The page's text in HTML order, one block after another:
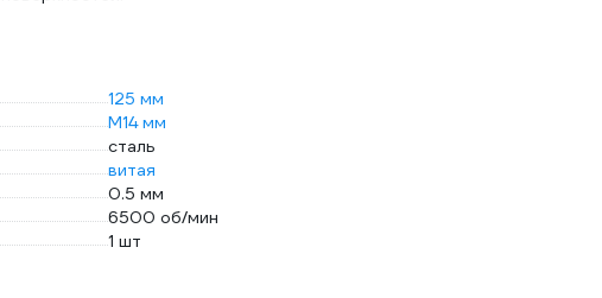
125 мм
М14 мм
сталь
витая
0.5 мм
6500 об/мин
1 шт